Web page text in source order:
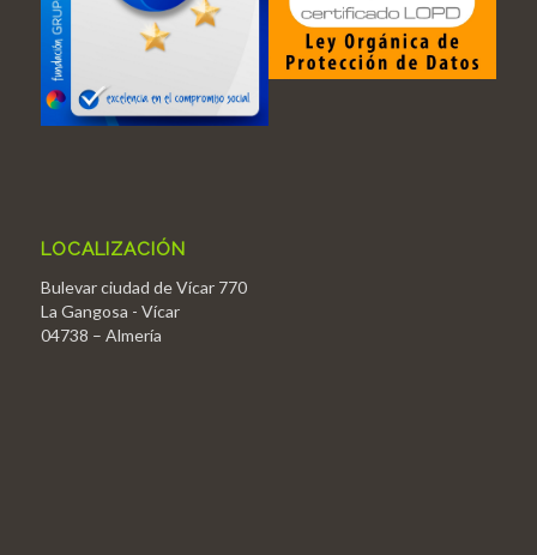
LOCALIZACIÓN
Bulevar ciudad de Vícar 770
La Gangosa - Vícar
04738 – Almería